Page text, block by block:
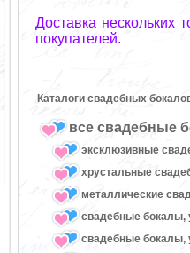
Доставка нескольких
покупателей.
Каталоги свадебных
все свадебные
эксклюзивные
хрустальные
металлические
свадебные бокалы,
свадебные бокалы,